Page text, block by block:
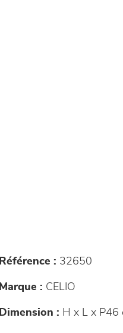
Référence : 32650
Marque : CELIO
Dimension : H x L x P46